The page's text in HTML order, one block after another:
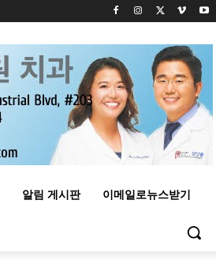
알림 게시판 이메일로뉴스받기